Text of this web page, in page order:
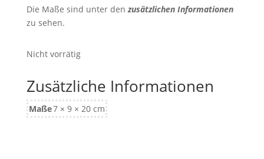
Die Maße sind unter denzusätzlichen Informationen
zu sehen.
Nicht vorrätig
Zusätzliche Informationen
Maße7 × 9 × 20 cm